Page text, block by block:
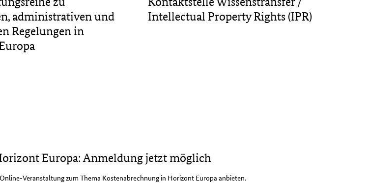
administrativen und
Regelungen in
Intellectual Property Rights (IPR)
Europa: Anmeldung jetzt möglich
Veranstaltung zum Thema Kostenabrechnung in Horizont Europa anbieten.